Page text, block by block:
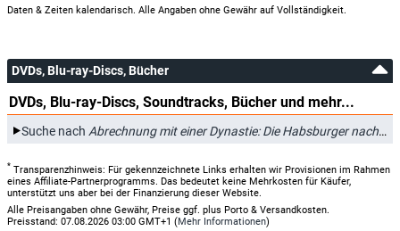
Daten & Zeiten kalendarisch. Alle Angaben ohne Gewähr auf Vollständigkeit.
DVDs, Blu-ray-Discs, Bücher
DVDs, Blu-ray-Discs, Soundtracks, Bücher und mehr...
Suche nach Abrechnung mit einer Dynastie: Die Habsburger nach 1918
* Transparenzhinweis: Für gekennzeichnete Links erhalten wir Provisionen im Rahmen
eines Affiliate-Partnerprogramms. Das bedeutet keine Mehrkosten für Käufer,
unterstützt uns aber bei der Finanzierung dieser Website.
Alle Preisangaben ohne Gewähr, Preise ggf. plus Porto & Versandkosten.
Preisstand: 07.08.2026 03:00 GMT+1 (Mehr Informationen)